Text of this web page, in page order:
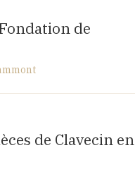
1860 Aigle, SUISSE
de
70110 VILLERSEXEL
de Clavecin en